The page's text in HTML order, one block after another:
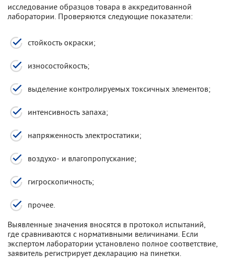
исследование образцов товара в аккредитованной
лаборатории. Проверяются следующие показатели:
стойкость окраски;
износостойкость;
выделение контролируемых токсичных элементов;
интенсивность запаха;
напряженность электростатики;
воздухо- и влагопропускание;
гигроскопичность;
прочее.
Выявленные значения вносятся в протокол испытаний,
где сравниваются с нормативными величинами. Если
экспертом лаборатории установлено полное соответствие,
заявитель регистрирует декларацию на пинетки.